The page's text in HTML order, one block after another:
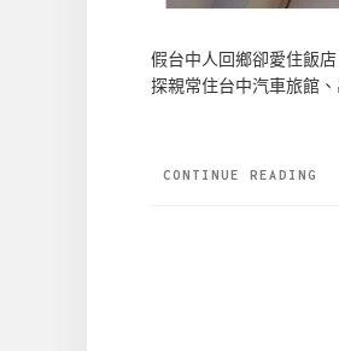
假台中人回鄉卻愛住飯
探親常住台中汽車旅館
CONTINUE READING